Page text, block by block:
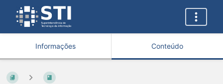
Informações Conteúdo